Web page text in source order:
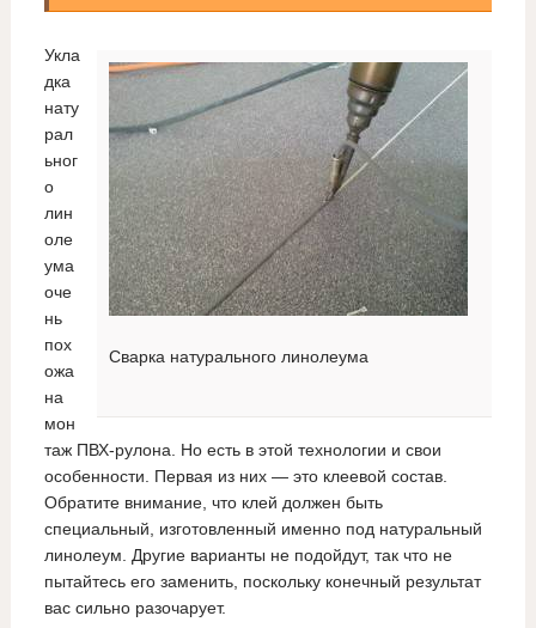
Сварка натурального линолеума
Укла
дка
нату
рал
ьног
о
лин
оле
ума
оче
нь
пох
ожа
на
мон
таж ПВХ-рулона. Но есть в этой технологии и свои
особенности. Первая из них — это клеевой состав.
Обратите внимание, что клей должен быть
специальный, изготовленный именно под натуральный
линолеум. Другие варианты не подойдут, так что не
пытайтесь его заменить, поскольку конечный результат
вас сильно разочарует.